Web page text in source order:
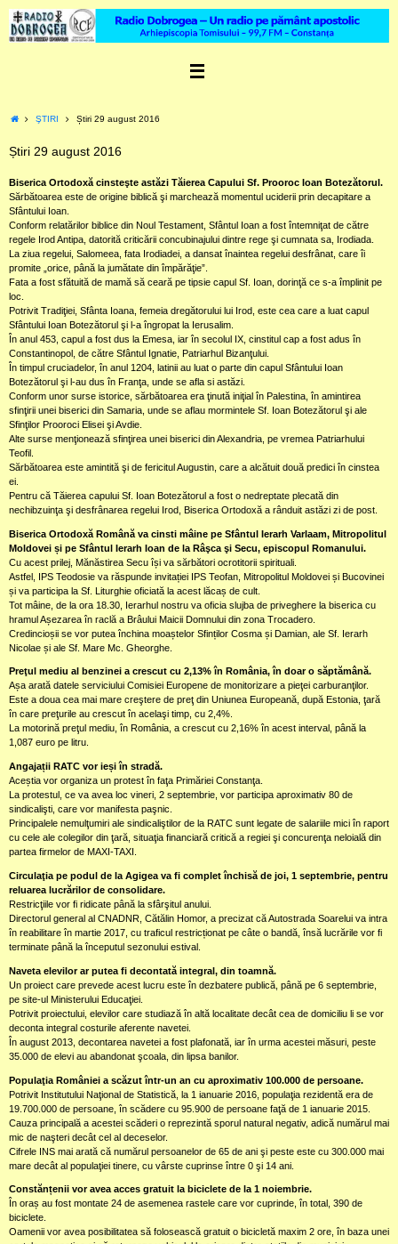
content
HomeŞTIRI Știri 29 august 2016
Știri 29 august 2016
Biserica Ortodoxă cinsteşte astăzi Tăierea Capului Sf. Prooroc Ioan Botezătorul.
Sărbătoarea este de origine biblică şi marchează momentul uciderii prin decapitare a
Sfântului Ioan.
Conform relatărilor biblice din Noul Testament, Sfântul Ioan a fost întemniţat de către
regele Irod Antipa, datorită criticării concubinajului dintre rege şi cumnata sa, Irodiada.
La ziua regelui, Salomeea, fata Irodiadei, a dansat înaintea regelui desfrânat, care îi
promite „orice, până la jumătate din împărăţie”.
Fata a fost sfătuită de mamă să ceară pe tipsie capul Sf. Ioan, dorinţă ce s-a împlinit pe
loc.
Potrivit Tradiţiei, Sfânta Ioana, femeia dregătorului lui Irod, este cea care a luat capul
Sfântului Ioan Botezătorul şi l-a îngropat la Ierusalim.
În anul 453, capul a fost dus la Emesa, iar în secolul IX, cinstitul cap a fost adus în
Constantinopol, de către Sfântul Ignatie, Patriarhul Bizanţului.
În timpul cruciadelor, în anul 1204, latinii au luat o parte din capul Sfântului Ioan
Botezătorul şi l-au dus în Franţa, unde se afla si astăzi.
Conform unor surse istorice, sărbătoarea era ţinută iniţial în Palestina, în amintirea
sfinţirii unei biserici din Samaria, unde se aflau mormintele Sf. Ioan Botezătorul şi ale
Sfinţilor Prooroci Elisei şi Avdie.
Alte surse menţionează sfinţirea unei biserici din Alexandria, pe vremea Patriarhului
Teofil.
Sărbătoarea este amintită şi de fericitul Augustin, care a alcătuit două predici în cinstea
ei.
Pentru că Tăierea capului Sf. Ioan Botezătorul a fost o nedreptate plecată din
nechibzuinţa şi desfrânarea regelui Irod, Biserica Ortodoxă a rânduit astăzi zi de post.
Biserica Ortodoxă Română va cinsti mâine pe Sfântul Ierarh Varlaam, Mitropolitul
Moldovei și pe Sfântul Ierarh Ioan de la Râşca şi Secu, episcopul Romanului.
Cu acest prilej, Mănăstirea Secu își va sărbători ocrotitorii spirituali.
Astfel, IPS Teodosie va răspunde invitației IPS Teofan, Mitropolitul Moldovei și Bucovinei
și va participa la Sf. Liturghie oficiată la acest lăcaș de cult.
Tot mâine, de la ora 18.30, Ierarhul nostru va oficia slujba de priveghere la biserica cu
hramul Așezarea în raclă a Brâului Maicii Domnului din zona Trocadero.
Credincioșii se vor putea închina moaștelor Sfinților Cosma și Damian, ale Sf. Ierarh
Nicolae și ale Sf. Mare Mc. Gheorghe.
Preţul mediu al benzinei a crescut cu 2,13% în România, în doar o săptămână.
Așa arată datele serviciului Comisiei Europene de monitorizare a pieţei carburanţilor.
Este a doua cea mai mare creştere de preţ din Uniunea Europeană, după Estonia, ţară
în care preţurile au crescut în acelaşi timp, cu 2,4%.
La motorină preţul mediu, în România, a crescut cu 2,16% în acest interval, până la
1,087 euro pe litru.
Angajații RATC vor ieși în stradă.
Aceștia vor organiza un protest în faţa Primăriei Constanţa.
La protestul, ce va avea loc vineri, 2 septembrie, vor participa aproximativ 80 de
sindicalişti, care vor manifesta paşnic.
Principalele nemulţumiri ale sindicaliştilor de la RATC sunt legate de salariile mici în raport
cu cele ale colegilor din ţară, situaţia financiară critică a regiei şi concurenţa neloială din
partea firmelor de MAXI-TAXI.
Circulaţia pe podul de la Agigea va fi complet închisă de joi, 1 septembrie, pentru
reluarea lucrărilor de consolidare.
Restricţiile vor fi ridicate până la sfârşitul anului.
Directorul general al CNADNR, Cătălin Homor, a precizat că Autostrada Soarelui va intra
în reabilitare în martie 2017, cu traficul restricționat pe câte o bandă, însă lucrările vor fi
terminate până la începutul sezonului estival.
Naveta elevilor ar putea fi decontată integral, din toamnă.
Un proiect care prevede acest lucru este în dezbatere publică, până pe 6 septembrie,
pe site-ul Ministerului Educaţiei.
Potrivit proiectului, elevilor care studiază în altă localitate decât cea de domiciliu li se vor
deconta integral costurile aferente navetei.
În august 2013, decontarea navetei a fost plafonată, iar în urma acestei măsuri, peste
35.000 de elevi au abandonat şcoala, din lipsa banilor.
Populaţia României a scăzut într-un an cu aproximativ 100.000 de persoane.
Potrivit Institutului Naţional de Statistică, la 1 ianuarie 2016, populaţia rezidentă era de
19.700.000 de persoane, în scădere cu 95.900 de persoane faţă de 1 ianuarie 2015.
Cauza principală a acestei scăderi o reprezintă sporul natural negativ, adică numărul mai
mic de naşteri decât cel al deceselor.
Cifrele INS mai arată că numărul persoanelor de 65 de ani şi peste este cu 300.000 mai
mare decât al populaţiei tinere, cu vârste cuprinse între 0 şi 14 ani.
Constănțenii vor avea acces gratuit la biciclete de la 1 noiembrie.
În oraș au fost montate 24 de asemenea rastele care vor cuprinde, în total, 390 de
biciclete.
Oamenii vor avea posibilitatea să folosească gratuit o bicicletă maxim 2 ore, în baza unei